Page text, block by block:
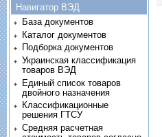
Навигатор ВЭД
База документов
Каталог документов
Подборка документов
Украинская классификация
товаров ВЭД
Единый список товаров
двойного назначения
Классификационные
решения ГТСУ
Средняя расчетная